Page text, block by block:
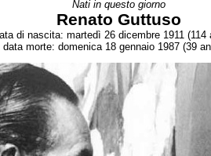
Nati in questo giorno
Renato Guttuso
di nascita: martedì 26 dicembre 1911 (114
data morte: domenica 18 gennaio 1987 (39